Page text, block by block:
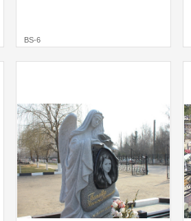
BS-6